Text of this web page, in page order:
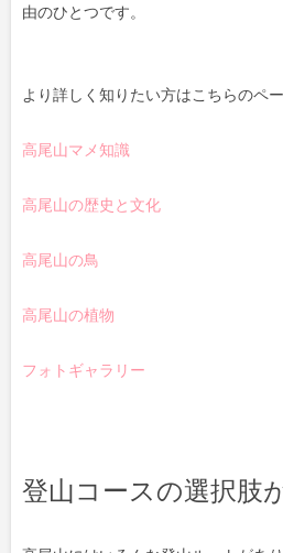
由のひとつです。
より詳しく知りたい方はこちらのペ
高尾山マメ知識
高尾山の歴史と文化
高尾山の鳥
高尾山の植物
フォトギャラリー
登山コースの選択肢